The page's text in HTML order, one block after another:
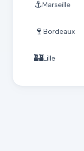
⚓ Marseille
🍷 Bordeaux
🏰Lille